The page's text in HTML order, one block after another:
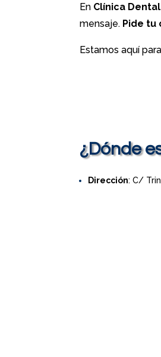
En Clínica
mensaje. Pide tu
Estamos aquí
¿Dónde
Dirección: C/